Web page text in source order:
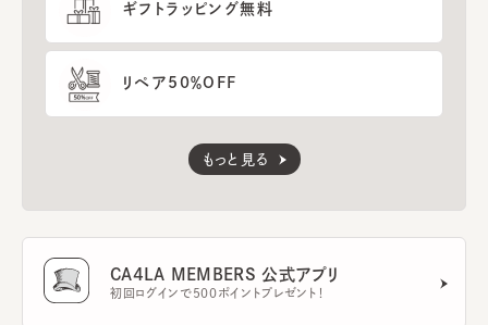
ギフトラッピング無料
リペア50％OFF
もっと見る
CA4LA MEMBERS 公式アプリ
初回ログインで500ポイントプレゼント！